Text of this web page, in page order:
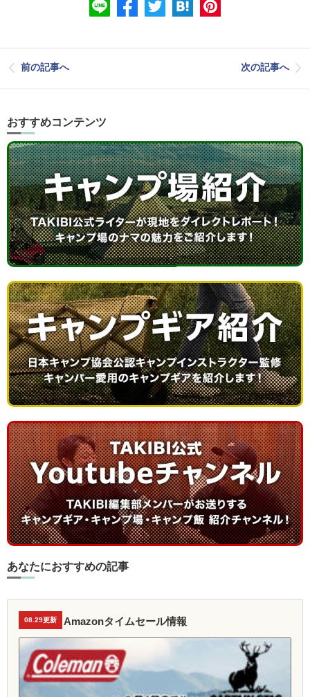
前の記事へ 次の記事へ
おすすめコンテンツ
あなたにおすすめの記事
08.29更新 Amazonタイムセール情報